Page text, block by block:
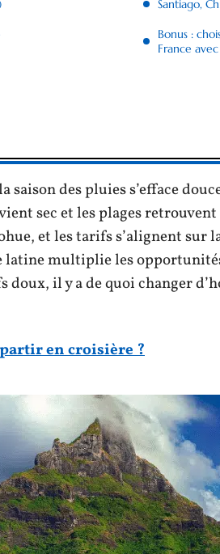
Santiago,
Bonus :
France
saison des pluies s’efface
sec et les plages
et les tarifs s’alignent sur
latine multiplie les
doux, il y a de quoi changer
en croisière ?